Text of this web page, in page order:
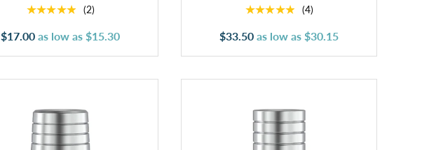
★★★★★ (2)
$17.00 as low as $15.30
★★★★★ (4)
$33.50 as low as $30.15